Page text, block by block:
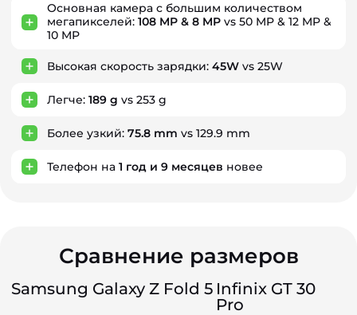
Основная камера с большим количеством
мегапикселей: 108 MP & 8 MP vs 50 MP & 12 MP &
10 MP
Высокая скорость зарядки: 45W vs 25W
Легче: 189 g vs 253 g
Более узкий: 75.8 mm vs 129.9 mm
Телефон на 1 год и 9 месяцев новее
Сравнение размеров
Samsung Galaxy Z Fold 5 Infinix GT 30
Pro